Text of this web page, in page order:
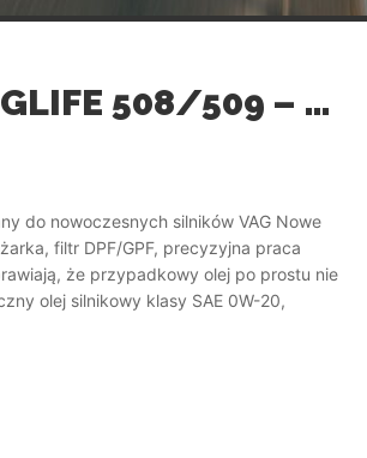
CHEMPIOIL CH9730 LONGLIFE 508/509 – OLEJ DOPASOWANY DO NOWOCZESNYCH SILNIKÓW VAG
do nowoczesnych silników VAG Nowe
filtr DPF/GPF, precyzyjna praca
że przypadkowy olej po prostu nie
olej silnikowy klasy SAE 0W-20,